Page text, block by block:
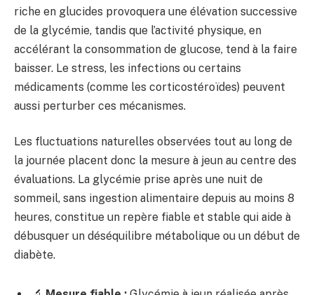
riche en glucides provoquera une élévation successive
de la glycémie, tandis que l’activité physique, en
accélérant la consommation de glucose, tend à la faire
baisser. Le stress, les infections ou certains
médicaments (comme les corticostéroïdes) peuvent
aussi perturber ces mécanismes.
Les fluctuations naturelles observées tout au long de
la journée placent donc la mesure à jeun au centre des
évaluations. La glycémie prise après une nuit de
sommeil, sans ingestion alimentaire depuis au moins 8
heures, constitue un repère fiable et stable qui aide à
débusquer un déséquilibre métabolique ou un début de
diabète.